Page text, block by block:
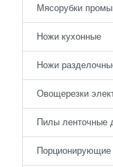
Мясорубки
Ножи кухонные
Ножи
Овощерезки
Пилы ленточные
Порционирующие